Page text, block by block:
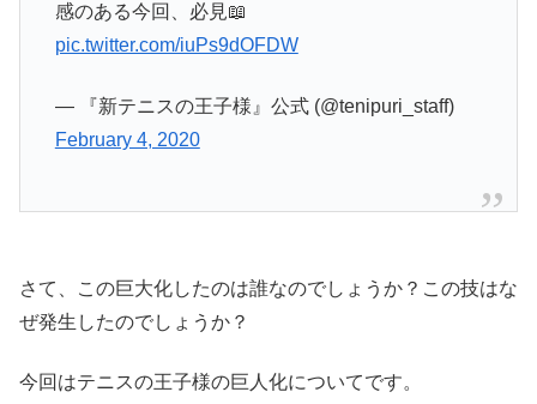
感のある今回、必見📖
pic.twitter.com/iuPs9dOFDW
— 『新テニスの王子様』公式 (@tenipuri_staff)
February 4, 2020
さて、この巨大化したのは誰なのでしょうか？この技はな
ぜ発生したのでしょうか？
今回はテニスの王子様の巨人化についてです。